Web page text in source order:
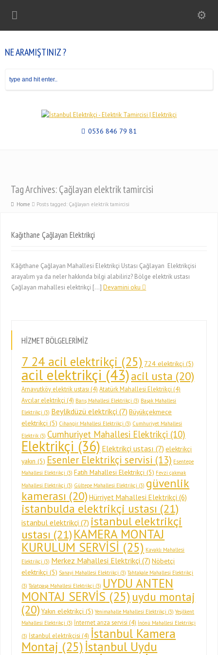
NE ARAMIŞTINIZ ?
0536 846 79 81
Tag Archives: Çağlayan elektrik tamircisi
Home Posts tagged: Çağlayan elektrik tamircisi
Kağıthane Çağlayan Elektrikçi
Kâğıthane Çağlayan Mahallesi Elektrikçi Ustası Çağlayan Elektrikçisi
arayalım ya da neler hakkında bilgi alabiliriz? Bölge elektrik ustası
Çağlayan mahallesi elektrikçi […]Devamini oku
HİZMET BÖLGELERİMİZ
7 24 acil elektrikçi (25) 724 elektrikçi (5)
acil elektrikçi (43)acil usta (20)
Arnavutköy elektrik ustası (4) Atatürk Mahallesi Elektrikçi (4)
Avcılar elektrikçi (4) Barış Mahallesi Elektrikçi (3) Başak Mahallesi
Elektrikçi (3) Beylikdüzü elektrikçi (7) Büyükçekmece
elektrikçi (5) Cihangir Mahallesi Elektrikçi (3) Cumhuriyet Mahallesi
Elektrik (3) Cumhuriyet Mahallesi Elektrikçi (10)
Elektrikçi (36) Elektrikçi ustası (7) elektrikçi
yakın (5) Esenler Elektrikçi servisi (13) Esentepe
Mahallesi Elektrikçi (3) Fatih Mahallesi Elektrikçi (5) Fevzi çakmak
Mahallesi Elektrikçi (3) Gültepe Mahallesi Elektrikçi (3) güvenlik
kamerası (20) Hürriyet Mahallesi Elektrikçi (6)
istanbulda elektrikçi ustası (21)
istanbul elektrikçi (7) istanbul elektrikçi
ustası (21)KAMERA MONTAJ
KURULUM SERVİSİ (25) Kavaklı Mahallesi
Elektrikçi (3) Merkez Mahallesi Elektrikçi (7) Nöbetçi
elektrikçi (5) Sanayi Mahallesi Elektrikçi (3) Tahtakale Mahallesi Elektrikçi
(3) Talatpaşa Mahallesi Elektrikçi (3) UYDU ANTEN
MONTAJ SERVİS (25) uydu montaj
(20) Yakın elektrikçi (5) Yenimahalle Mahallesi Elektrikçi (3) Yeşilkent
Mahallesi Elektrikçi (3) İnternet arıza servisi (4) İnönü Mahallesi Elektrikçi
(3) İstanbul elektrikçisi (4) İstanbul Kamera
Montaj (25) İstanbul Uydu